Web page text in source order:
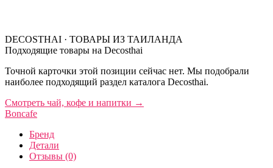
DECOSTHAI · ТОВАРЫ ИЗ ТАИЛАНДА
Подходящие товары на Decosthai
Точной карточки этой позиции сейчас нет. Мы подобрали
наиболее подходящий раздел каталога Decosthai.
Смотреть чай, кофе и напитки →
Boncafe
Бренд
Детали
Отзывы (0)